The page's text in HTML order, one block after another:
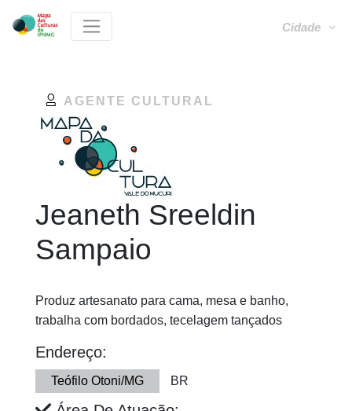
Cidade
AGENTE CULTURAL
Jeaneth Sreeldin
Sampaio
Produz artesanato para cama, mesa e banho,
trabalha com bordados, tecelagem tançados
Endereço:
Teófilo Otoni/MG BR